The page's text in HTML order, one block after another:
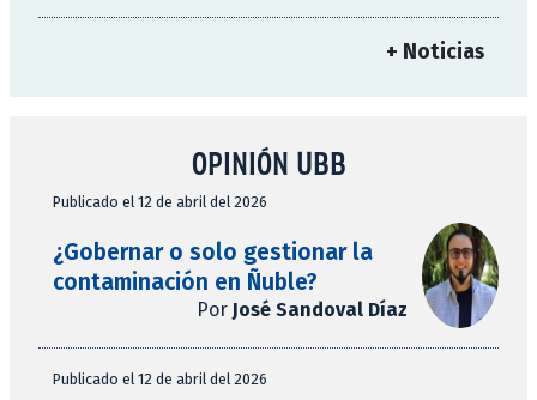
+ Noticias
OPINIÓN UBB
Publicado el 12 de abril del 2026
¿Gobernar o solo gestionar la
contaminación en Ñuble?
Por José Sandoval Díaz
Publicado el 12 de abril del 2026